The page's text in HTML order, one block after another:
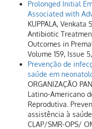
Prolonged Initial
Associated with
KUPPALA,
Antibiotic
Outcomes in
Volume 159, Issue
Prevenção de
saúde em
ORGANIZAÇÃO
Latino-Americano
Reprodutiva.
assistência à
CLAP/SMR-OPS/